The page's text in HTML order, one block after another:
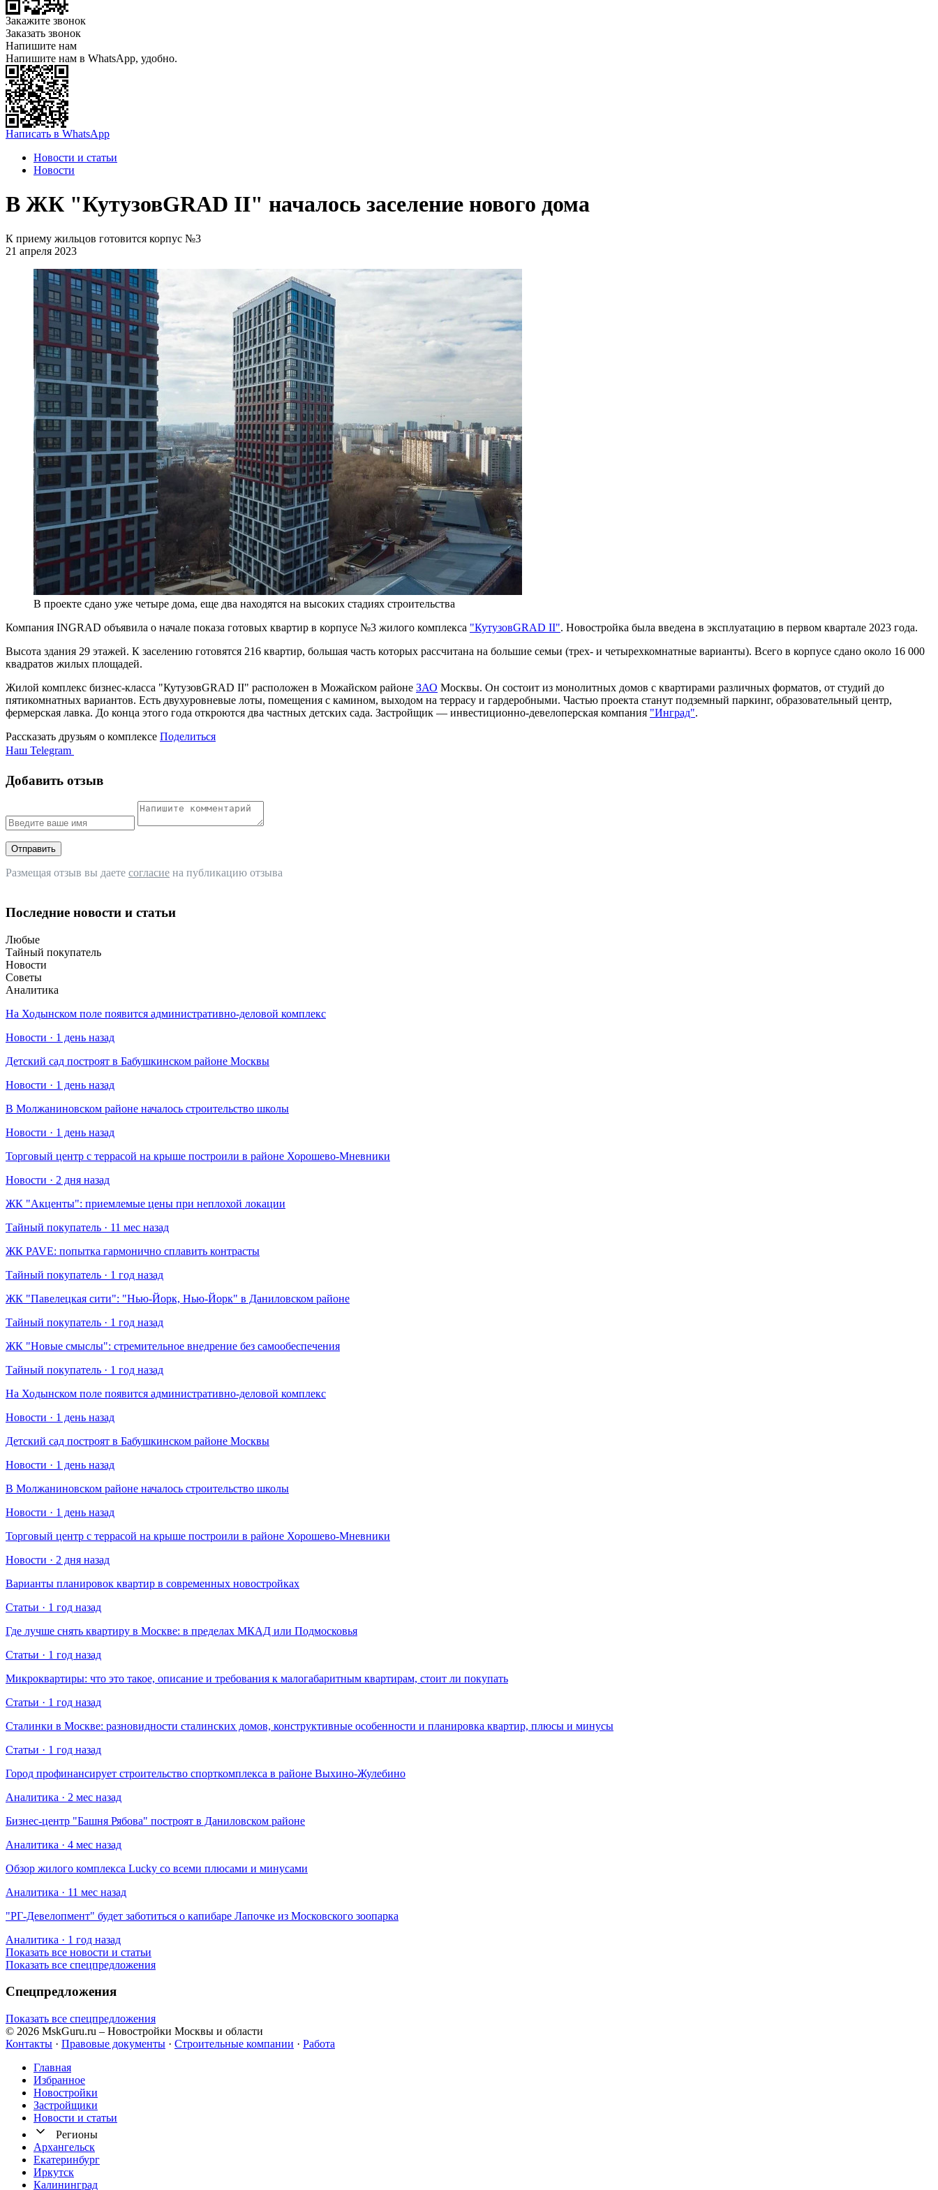
Закажите звонок
Заказать звонок
Напишите нам
Напишите нам в WhatsApp, удобно.
Написать в WhatsApp
Новости и статьи
Новости
В ЖК "КутузовGRAD II" началось заселение нового дома
К приему жильцов готовится корпус №3
21 апреля 2023
В проекте сдано уже четыре дома, еще два находятся на высоких стадиях строительства
Компания INGRAD объявила о начале показа готовых квартир в корпусе №3 жилого комплекса "КутузовGRAD II". Новостройка была введена в эксплуатацию в первом квартале 2023 года.
Высота здания 29 этажей. К заселению готовятся 216 квартир, большая часть которых рассчитана на большие семьи (трех- и четырехкомнатные варианты). Всего в корпусе сдано около 16 000
квадратов жилых площадей.
Жилой комплекс бизнес-класса "КутузовGRAD II" расположен в Можайском районе ЗАО Москвы. Он состоит из монолитных домов с квартирами различных форматов, от студий до
пятикомнатных вариантов. Есть двухуровневые лоты, помещения с камином, выходом на террасу и гардеробными. Частью проекта станут подземный паркинг, образовательный центр,
фермерская лавка. До конца этого года откроются два частных детских сада. Застройщик — инвестиционно-девелоперская компания "Инград".
Рассказать друзьям о комплексе Поделиться
Наш Telegram
Добавить отзыв
Отправить
Размещая отзыв вы даете согласие на публикацию отзыва
Последние новости и статьи
Любые
Тайный покупатель
Новости
Советы
Аналитика
На Ходынском поле появится административно-деловой комплекс
Новости · 1 день назад
Детский сад построят в Бабушкинском районе Москвы
Новости · 1 день назад
В Молжаниновском районе началось строительство школы
Новости · 1 день назад
Торговый центр с террасой на крыше построили в районе Хорошево-Мневники
Новости · 2 дня назад
​ЖК "Акценты": приемлемые цены при неплохой локации
Тайный покупатель · 11 мес назад
​ЖК PAVE: попытка гармонично сплавить контрасты
Тайный покупатель · 1 год назад
​ЖК "Павелецкая сити": "Нью-Йорк, Нью-Йорк" в Даниловском районе
Тайный покупатель · 1 год назад
​ЖК "Новые смыслы": стремительное внедрение без самообеспечения
Тайный покупатель · 1 год назад
На Ходынском поле появится административно-деловой комплекс
Новости · 1 день назад
Детский сад построят в Бабушкинском районе Москвы
Новости · 1 день назад
В Молжаниновском районе началось строительство школы
Новости · 1 день назад
Торговый центр с террасой на крыше построили в районе Хорошево-Мневники
Новости · 2 дня назад
Варианты планировок квартир в современных новостройках
Статьи · 1 год назад
Где лучше снять квартиру в Москве: в пределах МКАД или Подмосковья
Статьи · 1 год назад
Микроквартиры: что это такое, описание и требования к малогабаритным квартирам, стоит ли покупать
Статьи · 1 год назад
Сталинки в Москве: разновидности сталинских домов, конструктивные особенности и планировка квартир, плюсы и минусы
Статьи · 1 год назад
Город профинансирует строительство спорткомплекса в районе Выхино-Жулебино
Аналитика · 2 мес назад
Бизнес-центр "Башня Рябова" построят в Даниловском районе
Аналитика · 4 мес назад
Обзор жилого комплекса Lucky со всеми плюсами и минусами
Аналитика · 11 мес назад
​"РГ-Девелопмент" будет заботиться о капибаре Лапочке из Московского зоопарка
Аналитика · 1 год назад
Показать все новости и статьи
Показать все спецпредложения
Спецпредложения
Показать все спецпредложения
© 2026 MskGuru.ru – Новостройки Москвы и области
Контакты · Правовые документы · Строительные компании · Работа
Главная
Избранное
Новостр ойки
Застройщики
Новости и статьи
Регионы
Архангельск
Екатеринбург
Иркутск
Калининград